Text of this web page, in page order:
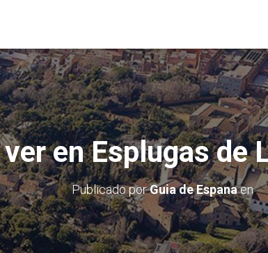
ver en Esplugas de
Publicado porGuia de Espanaen